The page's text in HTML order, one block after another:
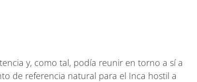
y, como tal, podía reunir en torno a sí a
de referencia natural para el Inca hostil a